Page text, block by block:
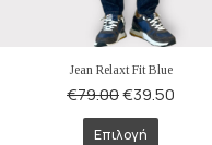
Jean Relaxt Fit Blue
€79.00€39.50
Επιλογή